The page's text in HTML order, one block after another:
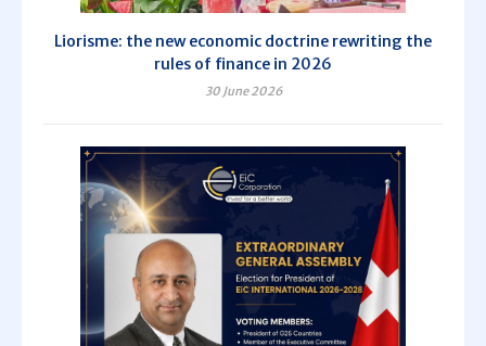
Liorisme: the new economic doctrine rewriting the
rules of finance in 2026
30 June 2026